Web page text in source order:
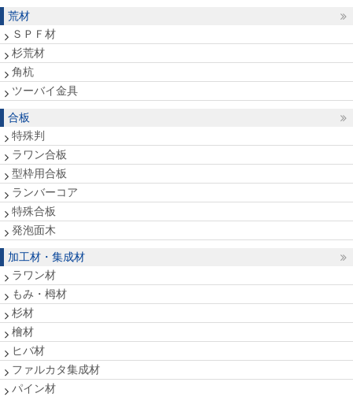
荒材
ＳＰＦ材
杉荒材
角杭
ツーバイ金具
合板
特殊判
ラワン合板
型枠用合板
ランバーコア
特殊合板
発泡面木
加工材・集成材
ラワン材
もみ・栂材
杉材
檜材
ヒバ材
ファルカタ集成材
パイン材